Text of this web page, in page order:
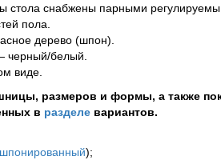
стола снабжены парными
пола.
дерево (шпон).
черный/белый.
виде.
размеров и формы, а также
в разделевариантов.
шпонированный);